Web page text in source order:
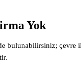
Yok
bulunabilirsiniz; çevre